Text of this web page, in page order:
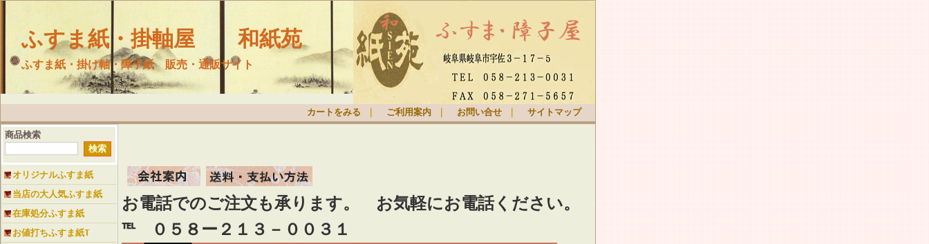
ふすま紙・掛軸屋 和紙苑
ふすま紙・掛け軸・障子紙 販売・通販サイト
カートをみる ご利用案内 お問い合せ サイトマップ
商品検索
オリジナルふすま紙
当店の大人気ふすま紙
在庫処分ふすま紙
お値打ちふすま紙T
お電話でのご注文も承ります。 お気軽にお電話ください。
℡ ０５８ー２１３－００３１